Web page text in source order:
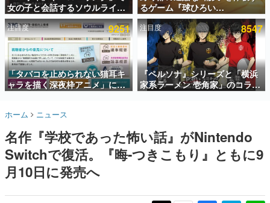
インタビュー
連載・特集一覧
殿堂入り記事
SNS拡散数が数千以上！ ページビュー数万以上！ などな
ど。多くの人々に読まれた、電ファミ渾身の“殿堂入り”記
事をまとめました。
名作ゲームクリエイターの方々に製作時のエピソードをお
きます。
赫本
この物語を解いてはいけない。『赫本』は、〈試験問題〉
の形をした短編ホラー小説集です。
女の子と会話するソウルライク
恋愛ゲーム『小早川さんはソウ
ルライク』無料公開。返事に失
敗すると「YOU DIED」
るゲーム『球ひろい
Simulator』が「1件」のウィッ
シュリストをもとにチェコ語に
対応しSNSで話題に。『キング
ダム・カム』開発元やチェコの
プロ野球選手から称賛の声
注目度 9251
「タバコを止められない猫耳キ
ャラを描く深夜枠アニメ」に視
聴者の一部から批判意見。違法
て、BPOが議論を交わす
注目度 8547
『ペルソナ』シリーズと「横浜
家系ラーメン 壱角家」のコラボ
が8月21日から開催。”はがく
ホーム ニュース
名作『学校であった怖い話』がNintendo
Switchで復活。『晦-つきこもり』ともに9
月10日に発売へ